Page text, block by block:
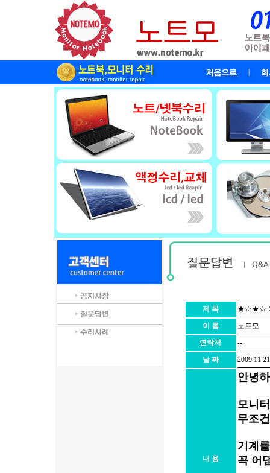
제 목
★☆★☆
이 름
노트모
연락처
--
날 짜
내 용
안녕
모니
무조
기계
꼭 어